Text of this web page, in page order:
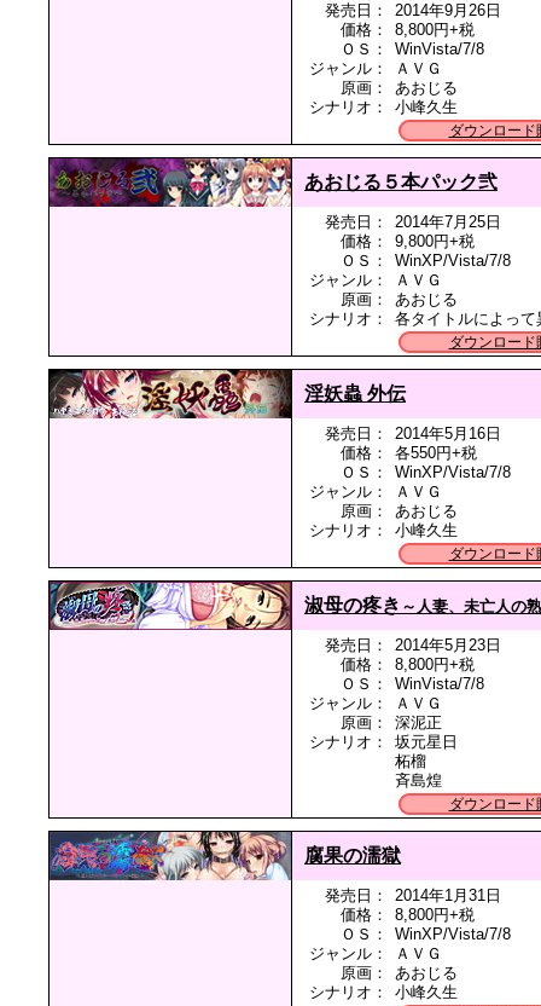
発売日：
2014年9月26日
価格：
8,800円+税
ＯＳ：
WinVista/7/8
ジャンル：
ＡＶＧ
原画：
あおじる
シナリオ：
小峰久生
ダウンロード
あおじる５本パック弐
発売日：
2014年7月25日
価格：
9,800円+税
ＯＳ：
WinXP/Vista/7/8
ジャンル：
ＡＶＧ
原画：
あおじる
シナリオ：
各タイトルによって
ダウンロード
淫妖蟲 外伝
発売日：
2014年5月16日
価格：
各550円+税
ＯＳ：
WinXP/Vista/7/8
ジャンル：
ＡＶＧ
原画：
あおじる
シナリオ：
小峰久生
ダウンロード
淑母の疼き ～人妻、未亡人の
発売日：
2014年5月23日
価格：
8,800円+税
ＯＳ：
WinVista/7/8
ジャンル：
ＡＶＧ
原画：
深泥正
シナリオ：
坂元星日
柘榴
斉島煌
ダウンロード
腐果の濡獄
発売日：
2014年1月31日
価格：
8,800円+税
ＯＳ：
WinXP/Vista/7/8
ジャンル：
ＡＶＧ
原画：
あおじる
シナリオ：
小峰久生